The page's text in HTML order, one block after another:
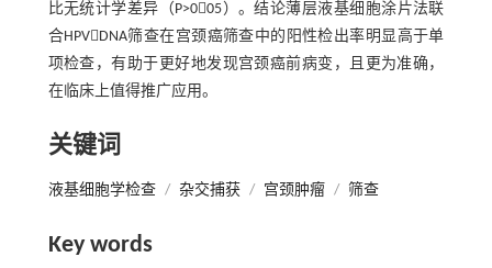
比无统计学差异（P>005）。结论薄层液基细胞涂片法联
合HPVDNA筛查在宫颈癌筛查中的阳性检出率明显高于单
项检查，有助于更好地发现宫颈癌前病变，且更为准确，
在临床上值得推广应用。
关键词
液基细胞学检查 / 杂交捕获 / 宫颈肿瘤 / 筛查
Key words